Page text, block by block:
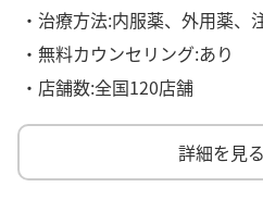
・治療方法:内服薬、外用薬、
・無料カウンセリング:あり
・店舗数:全国120店舗
詳細を見る